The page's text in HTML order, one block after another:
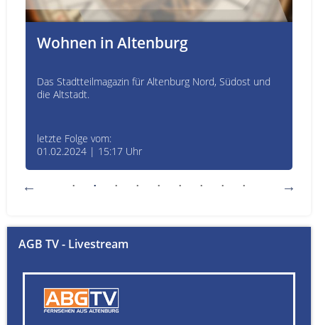
Wohnen in Altenburg
Das Stadtteilmagazin für Altenburg Nord, Südost und
die Altstadt.
letzte Folge vom:
01.02.2024 | 15:17 Uhr
AGB TV - Livestream